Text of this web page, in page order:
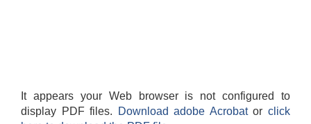
It appears your Web browser is not configured to
display PDF files.
Download adobe Acrobatorclick